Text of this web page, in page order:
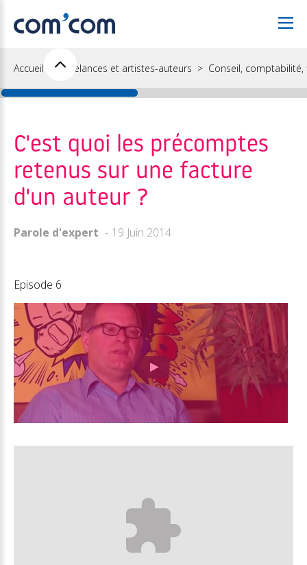
Accueil Freelances et artistes-auteurs Conseil, comptabilité,
C'est quoi les précomptes
retenus sur une facture
d'un auteur ?
Parole d'expert 19 Juin 2014
Episode 6